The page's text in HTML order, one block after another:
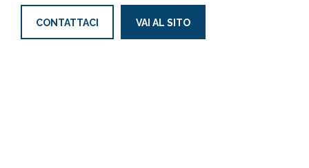
CONTATTACI VAI AL SITO